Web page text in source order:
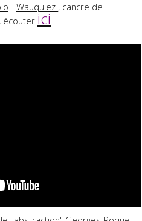
- Wauquiez , cancre de
écouter ici